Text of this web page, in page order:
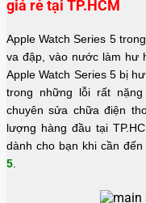
giá rẻ tại TP.HCM
Apple Watch Series 5
va đập, vào nước làm hư
Apple Watch Series 5 bị
trong những lỗi rất
chuyên sửa chữa điện
lượng hàng đầu tại
dành cho bạn khi cần đến
5